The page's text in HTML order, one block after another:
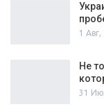
1 Авг,
Не
31